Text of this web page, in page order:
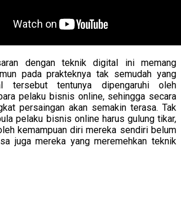
dengan teknik digital ini memang
pada prakteknya tak semudah yang
tersebut tentunya dipengaruhi oleh
pelaku bisnis online, sehingga secara
persaingan akan semakin terasa. Tak
pelaku bisnis online harus gulung tikar,
kemampuan diri mereka sendiri belum
juga mereka yang meremehkan teknik